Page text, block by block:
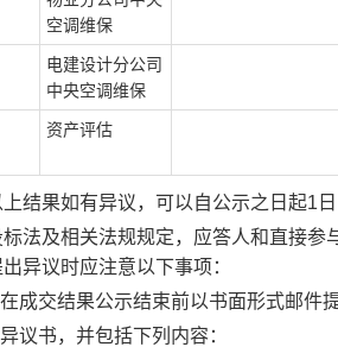
空调维保
电建设计分公司
中央空调维保
资产评估
结果如有异议，可以自公示之日起1
法及相关法规规定，应答人和直接
异议时应注意以下事项：
成交结果公示结束前以书面形式邮件
议书，并包括下列内容：